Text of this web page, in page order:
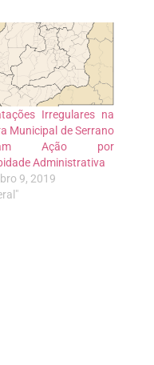
Irregulares na
Municipal de Serrano
Ação por
Administrativa
9, 2019